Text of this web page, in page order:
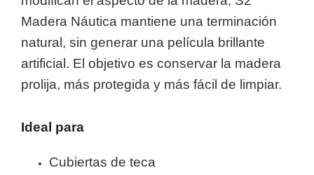
Madera Náutica mantiene una terminación
natural, sin generar una película brillante
artificial. El objetivo es conservar la madera
prolija, más protegida y más fácil de limpiar.
Ideal para
Cubiertas de teca